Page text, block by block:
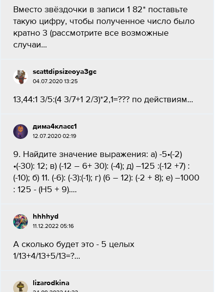
Вместо звёздочки в записи 1 82* поставьте
такую цифру, чтобы полученное число было
кратно 3 (рассмотрите все возможные
случаи...
scattdipsizeoya3gc
04.07.2020 13:25
13,44:1 3/5:(4 3/7+1 2/3)*2,1=???​ по действиям...
дима4класс1
12.07.2020 02:19
9. Найдите значение выражения: а) -5•(-2)
•(-30): 12; в) (-12 – 6+ 30): (-4); д) –125 :(-12 +7) :
(-10); б) 11. (-6): (-3):(-1); г) (6 – 12): (-2 + 8); е) –1000
: 125 - (H5 + 9)....
hhhhyd
11.12.2022 05:16
А сколько будет это - 5 целых
1/13+4/13+5/13=?...
lizarodkina